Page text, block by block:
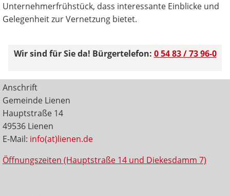
Unternehmerfrühstück, dass interessante Einblicke und
Gelegenheit zur Vernetzung bietet.
Wir sind für Sie da! Bürgertelefon: 0 54 83 / 73 96-0
Anschrift
Gemeinde Lienen
Hauptstraße 14
49536 Lienen
E-Mail: info(at)lienen.de
Öffnungszeiten (Hauptstraße 14 und Diekesdamm 7)